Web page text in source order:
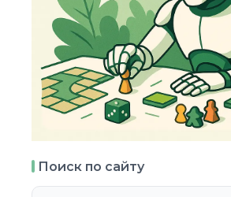
Поиск по сайту